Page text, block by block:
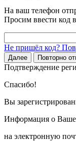
На ваш телефон
Просим ввести код
Не пришёл код?
Далее Повторно
Подтверждение
Спасибо!
Вы
Информация о
на электронную